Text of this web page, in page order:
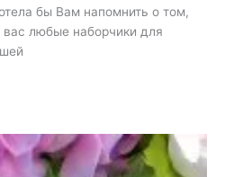
бы Вам напомнить о том,
вас любые наборчики для